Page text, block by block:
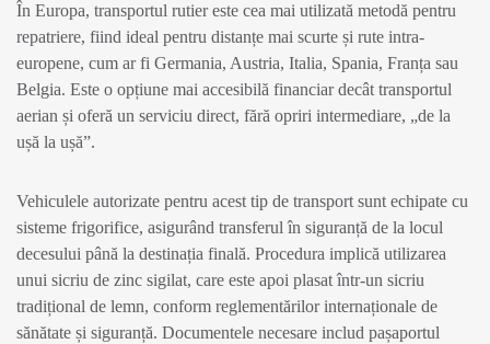
În Europa, transportul rutier este cea mai utilizată metodă pentru
repatriere, fiind ideal pentru distanțe mai scurte și rute intra-
europene, cum ar fi Germania, Austria, Italia, Spania, Franța sau
Belgia. Este o opțiune mai accesibilă financiar decât transportul
aerian și oferă un serviciu direct, fără opriri intermediare, „de la
ușă la ușă”.
Vehiculele autorizate pentru acest tip de transport sunt echipate cu
sisteme frigorifice, asigurând transferul în siguranță de la locul
decesului până la destinația finală. Procedura implică utilizarea
unui sicriu de zinc sigilat, care este apoi plasat într-un sicriu
tradițional de lemn, conform reglementărilor internaționale de
sănătate și siguranță. Documentele necesare includ pașaportul